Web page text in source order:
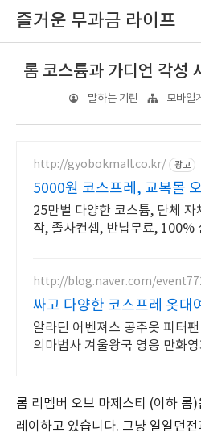
즐거운 무과금 라이프
롬 코스튬과 가디언 각성
말하는 기린 모바일
http://gyobokmall.co.kr/ 광고
5000원 코스프레, 교복몰
송 당일도착 택배대여
25만벌 다양한 코스튬, 단체 자
작, 졸사컨셉, 반납무료, 100%
납 무료
http://blog.naver.com/
싸고 다양한 코스프레 옷대
알라딘 어벤져스 공주옷 피터
의마법사 겨울왕국 영웅 만화
롬 리멤버 오브 마제스티 (이하 롬
레이하고 있습니다. 그냥 일일던